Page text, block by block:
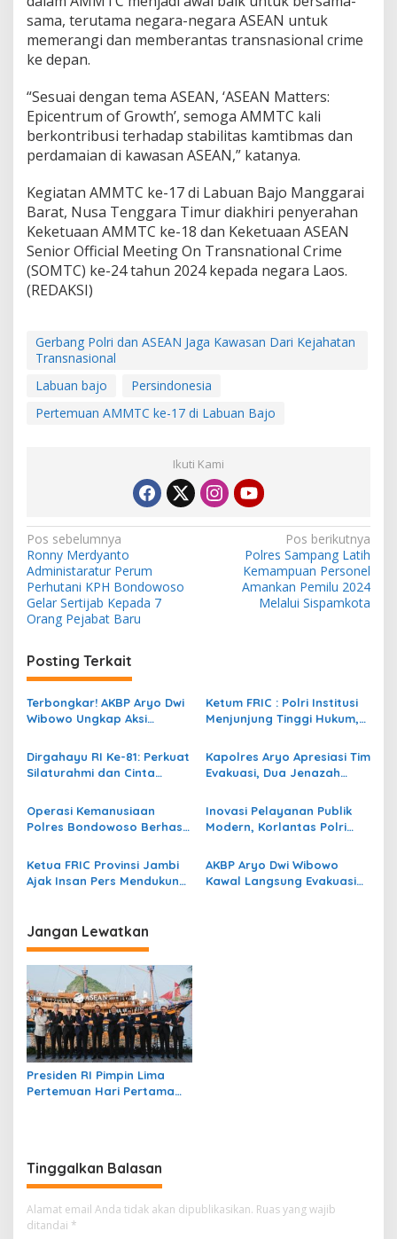
sama, terutama negara-negara ASEAN untuk
memerangi dan memberantas transnasional crime
ke depan.
“Sesuai dengan tema ASEAN, ‘ASEAN Matters:
Epicentrum of Growth’, semoga AMMTC kali
berkontribusi terhadap stabilitas kamtibmas dan
perdamaian di kawasan ASEAN,” katanya.
Kegiatan AMMTC ke-17 di Labuan Bajo Manggarai
Barat, Nusa Tenggara Timur diakhiri penyerahan
Keketuaan AMMTC ke-18 dan Keketuaan ASEAN
Senior Official Meeting On Transnational Crime
(SOMTC) ke-24 tahun 2024 kepada negara Laos.
(REDAKSI)
Gerbang Polri dan ASEAN Jaga Kawasan Dari Kejahatan
Transnasional
Labuan bajo
Persindonesia
Pertemuan AMMTC ke-17 di Labuan Bajo
Ikuti Kami
N
a
v
i
a
s
i
o
Pos sebelumnya
Ronny Merdyanto
Administaratur Perum
Perhutani KPH Bondowoso
Gelar Sertijab Kepada 7
Orang Pejabat Baru
Pos berikutnya
Polres Sampang Latih
Kemampuan Personel
Amankan Pemilu 2024
Melalui Sispamkota
Posting Terkait
Terbongkar! AKBP Aryo Dwi
Wibowo Ungkap Aksi
Lewat Jendela Saat
Korban Terlelap
Ketum FRIC : Polri Institusi
Menjunjung Tinggi Hukum,
Anggota Yang Melakukan
Pelanggaran
Dirgahayu RI Ke-81: Perkuat
Silaturahmi dan Cinta
Pengurus Tebarkan Ribuan
Bendera
Kapolres Aryo Apresiasi Tim
Evakuasi, Dua Jenazah
Dibawa ke RS Bhayangkara
Bondowoso
Operasi Kemanusiaan
Polres Bondowoso Berhasil
Gunung Piramid
Inovasi Pelayanan Publik
Modern, Korlantas Polri
Berkat SIM Digital dan e-
BPKB
Ketua FRIC Provinsi Jambi
Ajak Insan Pers Mendukung
Hoax
AKBP Aryo Dwi Wibowo
Kawal Langsung Evakuasi
Jangan Lewatkan
Presiden RI Pimpin Lima
Pertemuan Hari Pertama
Tinggalkan Balasan
Alamat email Anda tidak akan dipublikasikan. Ruas yang wajib
ditandai *